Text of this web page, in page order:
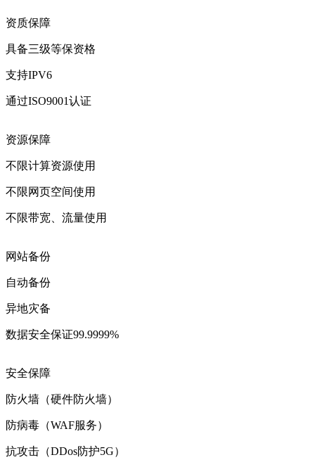
资质保障
具备三级等保资格
支持IPV6
通过ISO9001认证
资源保障
不限计算资源使用
不限网页空间使用
不限带宽、流量使用
网站备份
自动备份
异地灾备
数据安全保证99.9999%
安全保障
防火墙（硬件防火墙）
防病毒（WAF服务）
抗攻击（DDos防护5G）